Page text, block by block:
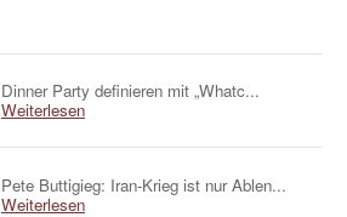
Dinner Party definieren mit „Whatc...
Weiterlesen
Pete Buttigieg: Iran-Krieg ist nur Ablen...
Weiterlesen